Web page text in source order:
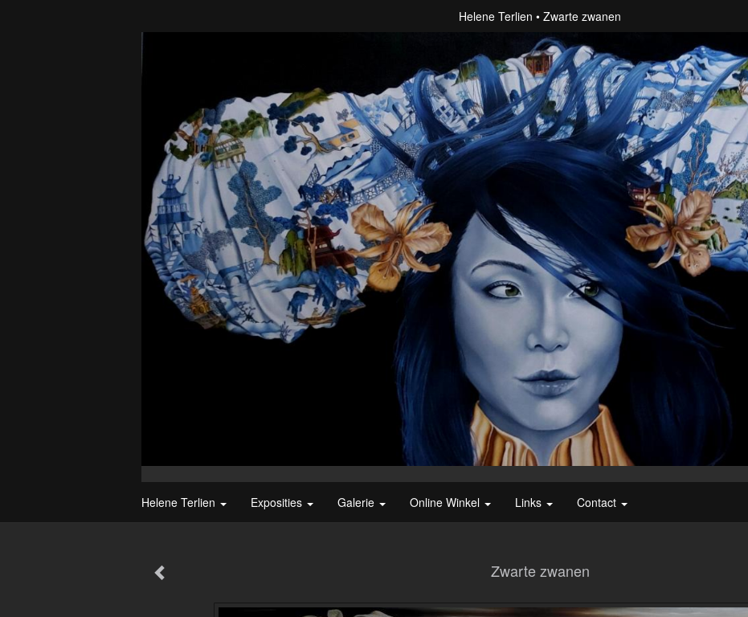
Helene Terlien Zwarte zwanen
Helene Terlien Exposities Galerie Online Winkel Links Contact
Zwarte zwanen